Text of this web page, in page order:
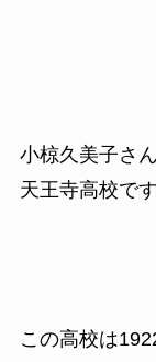
小椋久美子さ
天王寺高校です
この高校は